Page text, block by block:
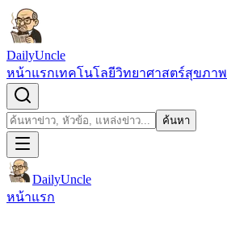
ข้ามไปยังเนื้อหา
DailyUncle
หน้าแรกเทคโนโลยีวิทยาศาสตร์สุขภาพ
ค้นหา ค้นหา
DailyUncle
หน้าแรก